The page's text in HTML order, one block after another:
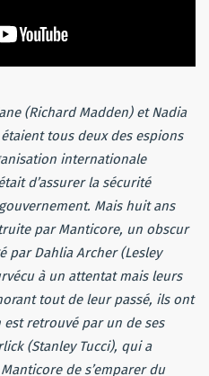
(Richard Madden) et Nadia
tous deux des espions
internationale
d’assurer la sécurité
Mais huit ans
par Manticore, un obscur
par Dahlia Archer (Lesley
à un attentat mais leurs
tout de leur passé, ils ont
retrouvé par un de ses
(Stanley Tucci), qui a
de s’emparer du